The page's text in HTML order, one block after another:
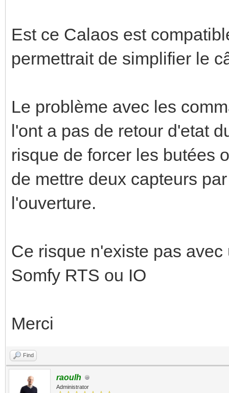
Est ce Calaos est
permettrait de simplifier le
Le problème avec les
l'ont a pas de retour d'etat
risque de forcer les butées
de mettre deux capteurs
l'ouverture.
Ce risque n'existe pas
Somfy RTS ou IO
Merci
Find
raoulh
Administrator